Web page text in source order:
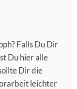
Falls Du Dir
Du hier alle
Dir die
leichter